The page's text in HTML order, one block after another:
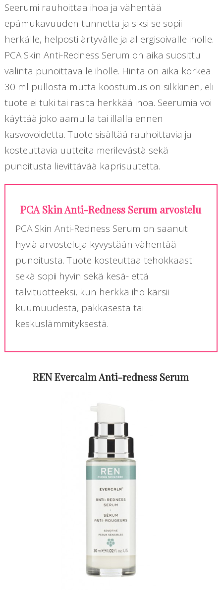
Seerumi rauhoittaa ihoa ja vähentää
epämukavuuden tunnetta ja siksi se sopii
herkälle, helposti ärtyvälle ja allergisoivalle iholle.
PCA Skin Anti-Redness Serum on aika suosittu
valinta punoittavalle iholle. Hinta on aika korkea
30 ml pullosta mutta koostumus on silkkinen, eli
tuote ei tuki tai rasita herkkää ihoa. Seerumia voi
käyttää joko aamulla tai illalla ennen
kasvovoidetta. Tuote sisältää rauhoittavia ja
kosteuttavia uutteita merilevästä sekä
punoitusta lievittävää kaprisuutetta.
PCA Skin Anti-Redness Serum arvostelu
PCA Skin Anti-Redness Serum on saanut
hyviä arvosteluja kyvystään vähentää
punoitusta. Tuote kosteuttaa tehokkaasti
sekä sopii hyvin sekä kesä- että
talvituotteeksi, kun herkkä iho kärsii
kuumuudesta, pakkasesta tai
keskuslämmityksestä.
REN Evercalm Anti-redness Serum